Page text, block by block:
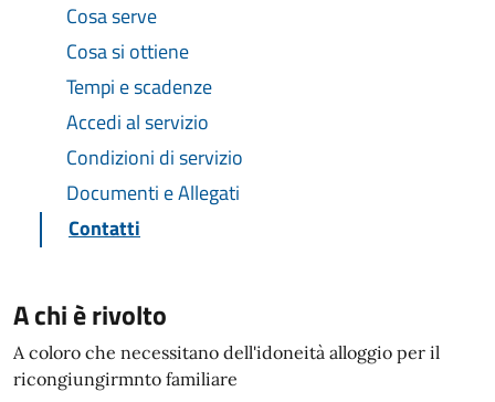
Cosa serve
Cosa si ottiene
Tempi e scadenze
Accedi al servizio
Condizioni di servizio
Documenti e Allegati
Contatti
A chi è rivolto
A coloro che necessitano dell'idoneità alloggio per il
ricongiungirmnto familiare